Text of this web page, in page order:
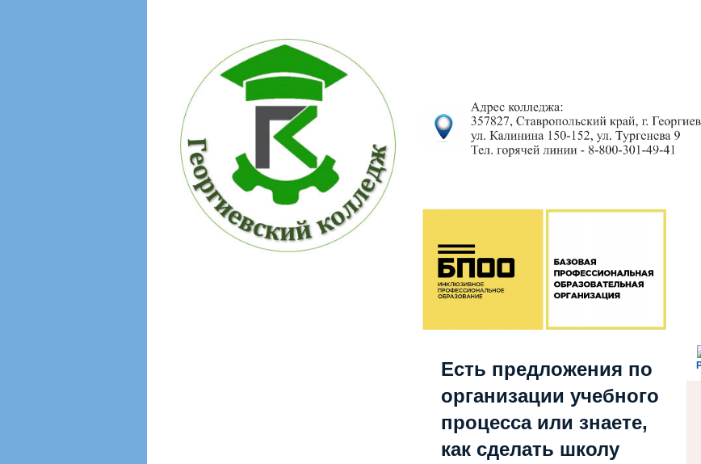
Есть предложения по
организации учебного
процесса или знаете,
как сделать школу